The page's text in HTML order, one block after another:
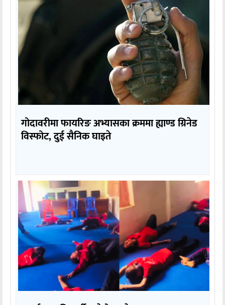
गोदावरीमा फायरिङ अभ्यासका क्रममा ह्याण्ड ग्रिनेड
विस्फोट, दुई सैनिक घाइते